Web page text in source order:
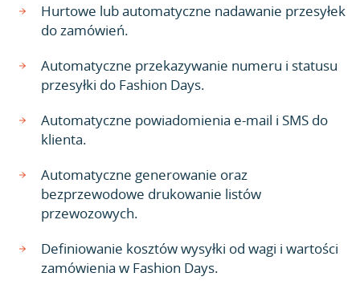
Hurtowe lub automatyczne nadawanie przesyłek
do zamówień.
Automatyczne przekazywanie numeru i statusu
przesyłki do Fashion Days.
Automatyczne powiadomienia e-mail i SMS do
klienta.
Automatyczne generowanie oraz
bezprzewodowe drukowanie listów
przewozowych.
Definiowanie kosztów wysyłki od wagi i wartości
zamówienia w Fashion Days.